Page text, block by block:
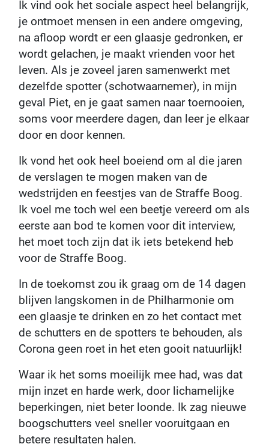
Ik vind ook het sociale aspect heel belangrijk,
je ontmoet mensen in een andere omgeving,
na afloop wordt er een glaasje gedronken, er
wordt gelachen, je maakt vrienden voor het
leven. Als je zoveel jaren samenwerkt met
dezelfde spotter (schotwaarnemer), in mijn
geval Piet, en je gaat samen naar toernooien,
soms voor meerdere dagen, dan leer je elkaar
door en door kennen.
Ik vond het ook heel boeiend om al die jaren
de verslagen te mogen maken van de
wedstrijden en feestjes van de Straffe Boog.
Ik voel me toch wel een beetje vereerd om als
eerste aan bod te komen voor dit interview,
het moet toch zijn dat ik iets betekend heb
voor de Straffe Boog.
In de toekomst zou ik graag om de 14 dagen
blijven langskomen in de Philharmonie om
een glaasje te drinken en zo het contact met
de schutters en de spotters te behouden, als
Corona geen roet in het eten gooit natuurlijk!
Waar ik het soms moeilijk mee had, was dat
mijn inzet en harde werk, door lichamelijke
beperkingen, niet beter loonde. Ik zag nieuwe
boogschutters veel sneller vooruitgaan en
betere resultaten halen.